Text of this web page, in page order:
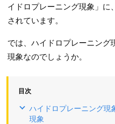
イドロプレーニング現象」に
されています。
では、ハイドロプレーニング
現象なのでしょうか。
目次
ハイドロプレーニング現
現象